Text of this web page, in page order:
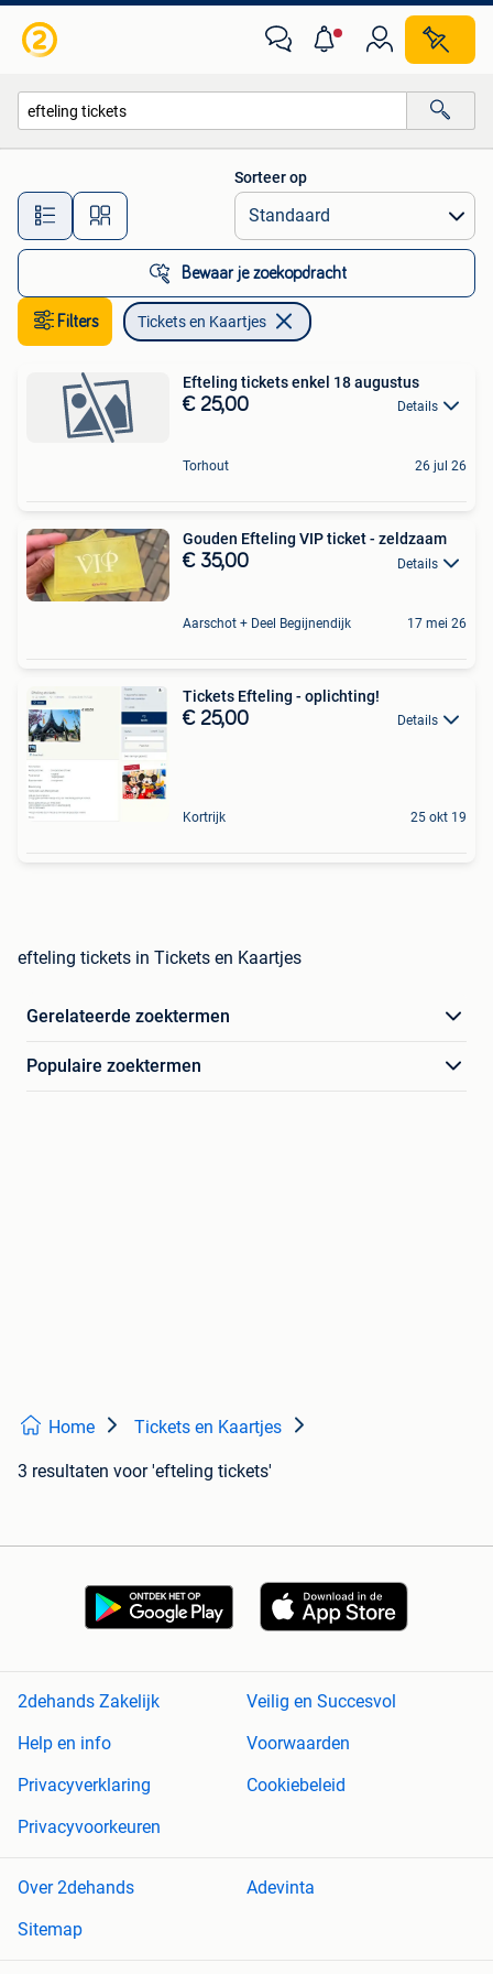
Alle afstanden…
Sorteer op
Bewaar je zoekopdracht
Filters Tickets en Kaartjes
Efteling tickets enkel 18 augustus
€ 25,00 Details
Torhout 26 jul 26
Gouden Efteling VIP ticket - zeldzaam
€ 35,00 Details
Aarschot + Deel Begijnendijk 17 mei 26
Tickets Efteling - oplichting!
€ 25,00 Details
Kortrijk 25 okt 19
efteling tickets in Tickets en Kaartjes
Gerelateerde zoektermen
Populaire zoektermen
Home Tickets en Kaartjes
3 resultaten voor 'efteling tickets'
2dehands Zakelijk
Veilig en Succesvol
Help en info
Voorwaarden
Privacyverklaring
Cookiebeleid
Privacyvoorkeuren
Over 2dehands
Adevinta
Sitemap